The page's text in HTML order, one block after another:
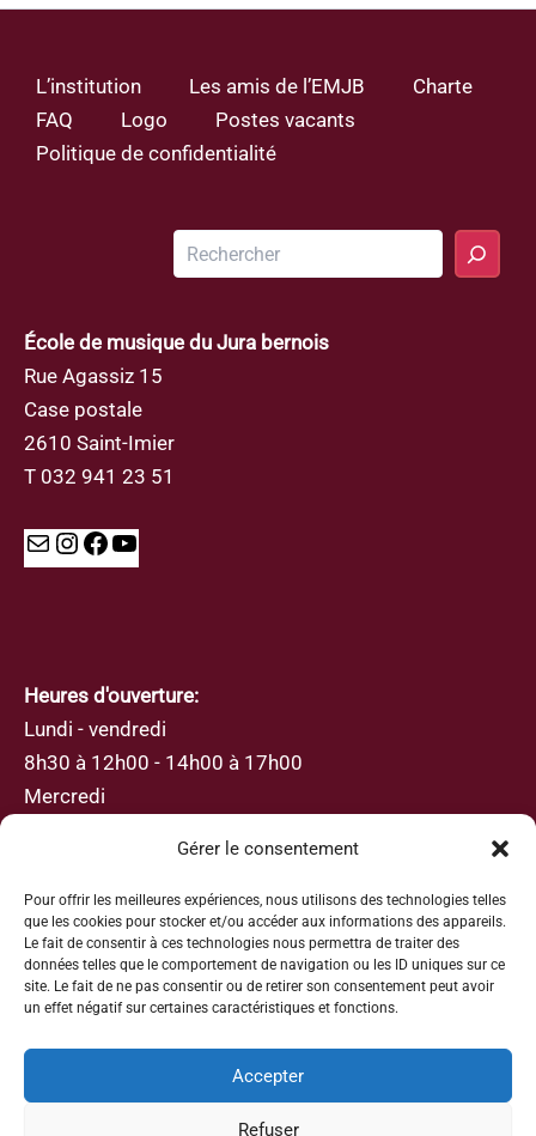
Gérer le consentement
Pour offrir les meilleures expériences, nous utilisons des technologies telles
que les cookies pour stocker et/ou accéder aux informations des appareils.
Le fait de consentir à ces technologies nous permettra de traiter des
données telles que le comportement de navigation ou les ID uniques sur ce
site. Le fait de ne pas consentir ou de retirer son consentement peut avoir
un effet négatif sur certaines caractéristiques et fonctions.
Accepter
Refuser
L’institution Les amis de l’EMJB
Charte
FAQ
Logo
Postes vacants
Politique de confidentialité
École de musique du Jura bernois
Rue Agassiz 15
Case postale
2610 Saint-Imier
T 032 941 23 51
MailInstagram
Facebook
Heures d'ouverture:
Lundi - vendredi
8h30 à 12h00 - 14h00 à 17h00
Mercredi
S’abonner
Inscrivez-vous avec votre adresse e-mail afin de
recevoir les actualités et les mises à jour